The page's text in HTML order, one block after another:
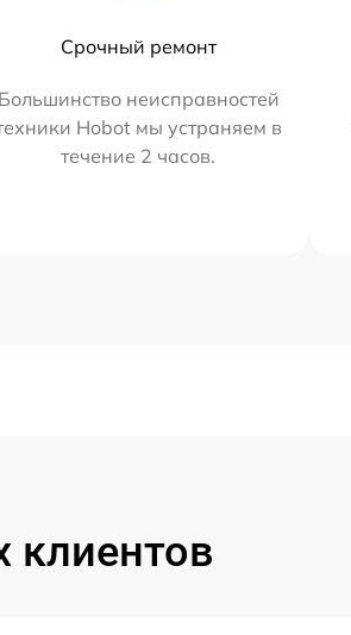
Срочный ремонт
Большинство неисправностей
Hobot мы устраняем в
течение 2 часов.